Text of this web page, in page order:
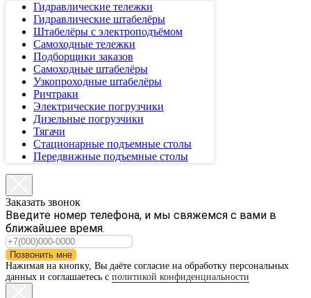
Гидравлические тележки
Гидравлические штабелёры
Штабелёры с электроподъёмом
Самоходные тележки
Подборщики заказов
Самоходные штабелёры
Узкопроходные штабелёры
Ричтраки
Электрические погрузчики
Дизельные погрузчики
Тягачи
Стационарные подъемные столы
Передвижные подъемные столы
Заказать звонок
Введите номер телефона, и мы свяжемся с вами в
ближайшее время.
Позвонить мне
Нажимая на кнопку, Вы даёте согласие на обработку персональных
данных и соглашаетесь с политикой конфиденциальности